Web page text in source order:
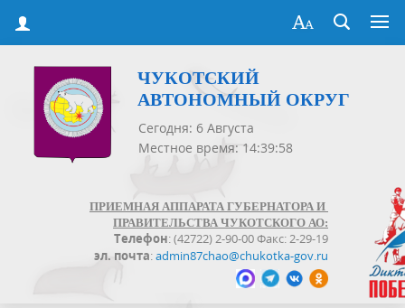
ЧУКОТСКИЙ
АВТОНОМНЫЙ ОКРУГ
Сегодня: 6 Августа
Местное время: 14:39:59
ПРИЕМНАЯ АППАРАТА ГУБЕРНАТОРА И
ПРАВИТЕЛЬСТВА ЧУКОТСКОГО АО:
Телефон: (42722) 2-90-00 Факс: 2-29-19
эл. почта:admin87chao@chukotka-gov.ru